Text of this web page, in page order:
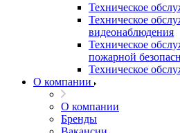
Техническое
Техническое
видеонаблюдения
Техническое
пожарной
Техническое
О компании
О компании
Бренды